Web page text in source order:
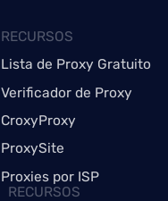
RECURSOS
Lista de Proxy Gratuito
Verificador de Proxy
CroxyProxy
ProxySite
Proxies por ISP
RECURSOS